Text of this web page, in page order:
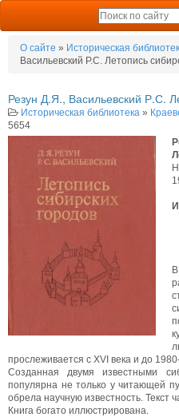
О сайте » Историческая
Васильевский Р.С. Летопись
Резун Д.Я., Васильевский Р.С.
Историческая библиотека »
5654
прослеживается с XVI века и до 1980-
Созданная двумя известными
популярна не только у читающей
обрела научную известность. Текст
Книга богато иллюстрирована.